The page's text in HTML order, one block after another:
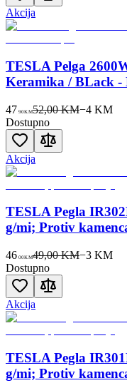
Akcija
TESLA Pelga
Keramika / BLack -
47 90KM52,00 KM−4KM
Dostupno
Akcija
TESLA Pegla
g/mi; Protiv
46 00KM49,00 KM−3KM
Dostupno
Akcija
TESLA Pegla
g/mi; Protiv